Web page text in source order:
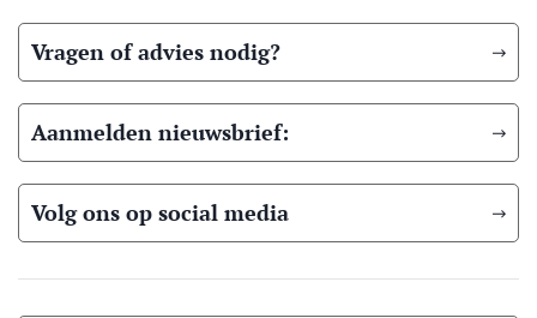
Vragen of advies nodig?
Aanmelden nieuwsbrief:
Volg ons op social media